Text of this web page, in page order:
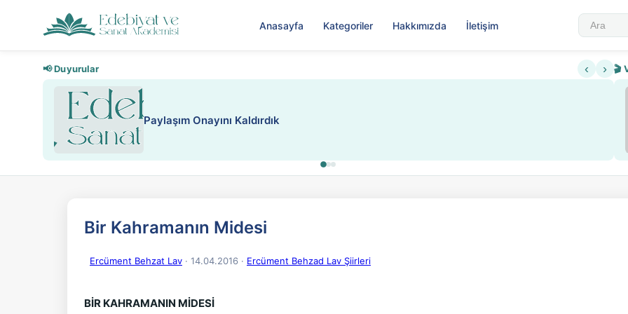
Anasayfa Kategoriler Hakkımızda İletişim
📢 Duyurular ‹ › 🎬
Sabahattin Ali
Bir Kahramanın Midesi
Ercüment Behzat Lav · 14.04.2016 · Ercüment Behzad Lav Şiirleri
BİR KAHRAMANIN MİDESİ